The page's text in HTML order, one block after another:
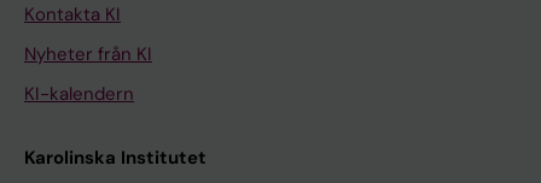
Kontakta KI
Nyheter från KI
KI-kalendern
Karolinska Institutet